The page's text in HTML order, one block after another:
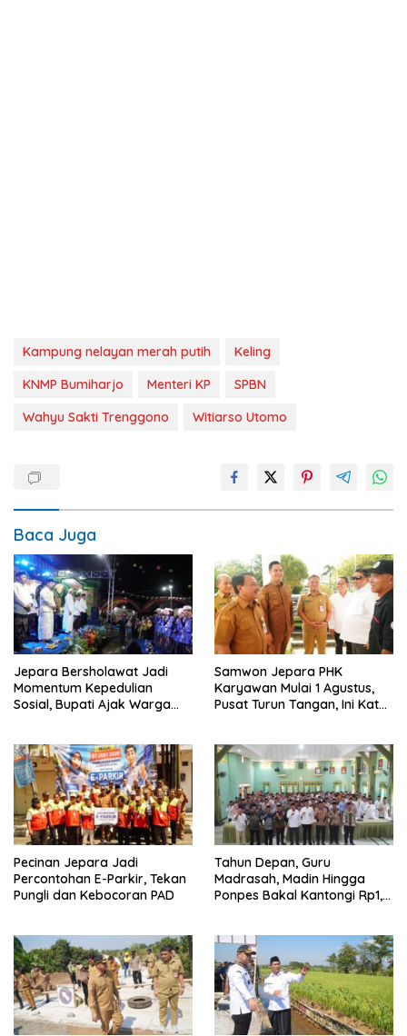
Kampung nelayan merah putih
Keling
KNMP Bumiharjo
Menteri KP
SPBN
Wahyu Sakti Trenggono
Witiarso Utomo
Baca Juga
Jepara Bersholawat Jadi
Momentum Kepedulian
Sosial, Bupati Ajak Warga
Samwon Jepara PHK
Karyawan Mulai 1 Agustus,
Pusat Turun Tangan, Ini Kata
Pecinan Jepara Jadi
Percontohan E-Parkir, Tekan
Pungli dan Kebocoran PAD
Tahun Depan, Guru
Madrasah, Madin Hingga
Ponpes Bakal Kantongi Rp1,2